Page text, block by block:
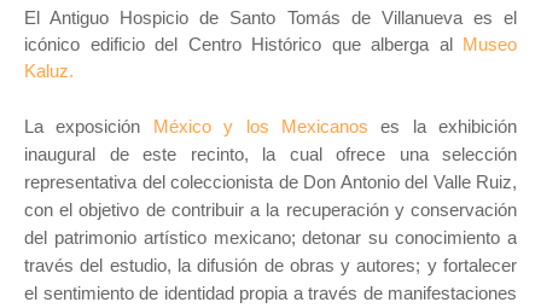
El Antiguo Hospicio de Santo Tomás de Villanueva es el
icónico edificio del Centro Histórico que alberga al Museo
Kaluz.
La exposición México y los Mexicanos es la exhibición
inaugural de este recinto, la cual ofrece una selección
representativa del coleccionista de Don Antonio del Valle Ruiz,
con el objetivo de contribuir a la recuperación y conservación
del patrimonio artístico mexicano; detonar su conocimiento a
través del estudio, la difusión de obras y autores; y fortalecer
el sentimiento de identidad propia a través de manifestaciones